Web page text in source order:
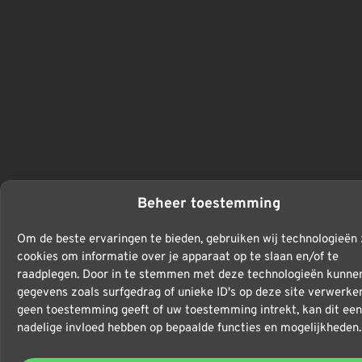
Beheer toestemming
Om de beste ervaringen te bieden, gebruiken wij technologieën
cookies om informatie over je apparaat op te slaan en/of te
raadplegen. Door in te stemmen met deze technologieën
gegevens zoals surfgedrag of unieke ID's op deze site
geen toestemming geeft of uw toestemming intrekt, kan dit een
nadelige invloed hebben op bepaalde functies en mogelijkheden.